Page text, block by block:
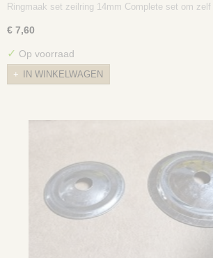
Ringmaak set zeilring 14mm Complete set om zelf
€ 7,60
✓ Op voorraad
IN WINKELWAGEN